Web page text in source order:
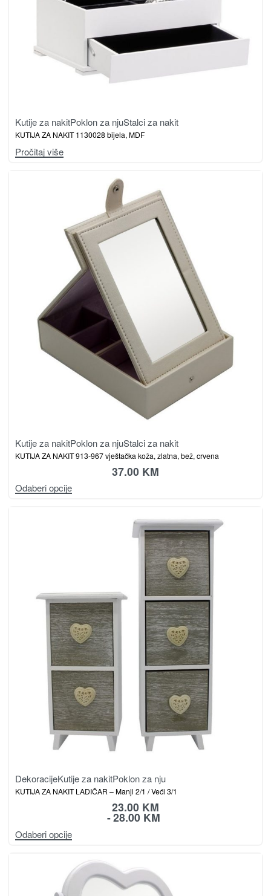
Kutije za nakitPoklon za njuStalci za nakit
KUTIJA ZA NAKIT 1130028 bijela, MDF
Pročitaj više
Kutije za nakitPoklon za njuStalci za nakit
KUTIJA ZA NAKIT 913-967 vještačka koža, zlatna, bež, crvena
37.00 KM
Odaberi opcije
DekoracijeKutije za nakitPoklon za nju
KUTIJA ZA NAKIT LADIČAR – Manji 2/1 / Veći 3/1
23.00 KM
28.00 KM
Odaberi opcije